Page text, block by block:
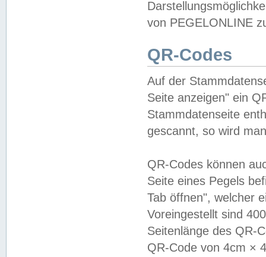
von PEGELONLINE
QR-Codes
Auf der
Seite anzeigen" ein
Stammdatenseite
gescannt, so wird
QR-Codes können
Seite eines Pegels
Tab öffnen", welcher
Voreingestellt sind
Seitenlänge des QR-
QR-Code von 4cm ×